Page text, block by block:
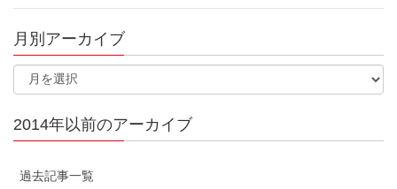
月別アーカイブ
2014年以前のアーカイブ
過去記事一覧